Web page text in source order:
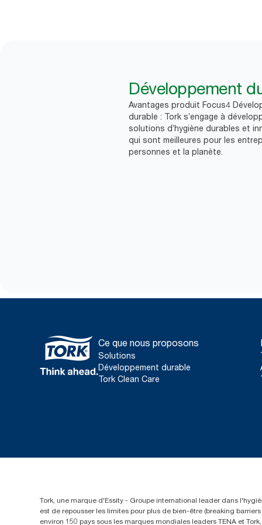
Développement
Avantages produit Focus4
durable : Tork s’engage à
solutions d’hygiène durables et
qui sont meilleures pour les
personnes et la planète.
Ce que nous proposons
Solutions
Développement durable
Tork Clean Care
Tork, une marque d'Essity - Groupe international leader dans
est de repousser les limites pour plus de bien-être (breaking
environ 150 pays sous les marques mondiales leaders TENA et